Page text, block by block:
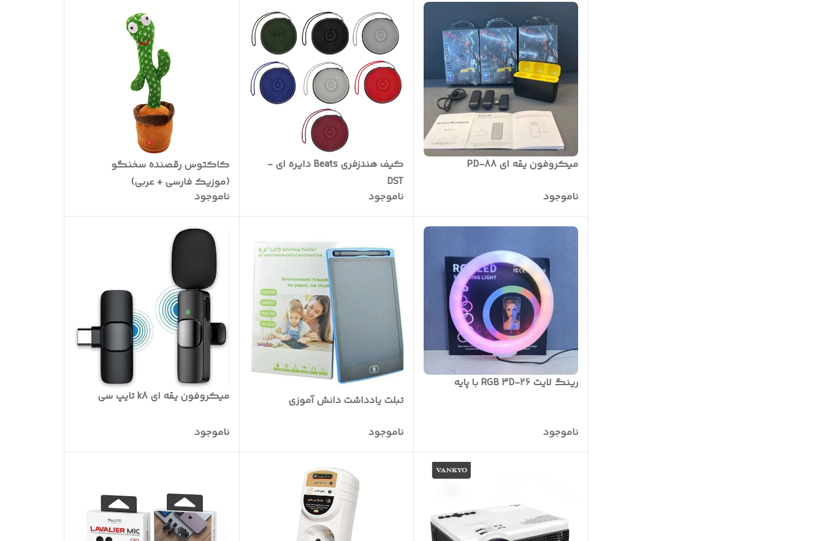
میکروفون یقه ای PD-88
ناموجود
کیف هندزفری Beats دایره ای -
DST
ناموجود
کاکتوس رقصنده سخنگو
(موزیک فارسی + عربی)
ناموجود
رینگ لایت RGB 3D-26 با پایه
ناموجود
تبلت یادداشت دانش آموزی
ناموجود
میکروفون یقه ای k8 تایپ سی
ناموجود